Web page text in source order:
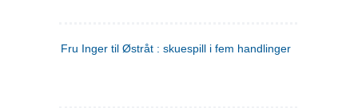
Fru Inger til Østråt : skuespill i fem handlinger